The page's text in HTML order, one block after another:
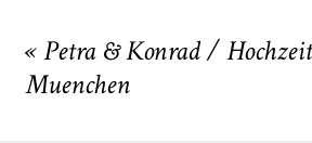
are marked *
« Petra & Konrad /
Muenchen